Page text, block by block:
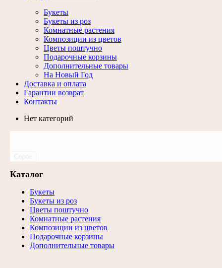
Букеты
Букеты из роз
Комнатные растения
Композиции из цветов
Цветы поштучно
Подарочные корзины
Дополнительные товары
На Новый Год
Доставка и оплата
Гарантии возврат
Контакты
Нет категорий
Каталог
Букеты
Букеты из роз
Цветы поштучно
Комнатные растения
Композиции из цветов
Подарочные корзины
Дополнительные товары